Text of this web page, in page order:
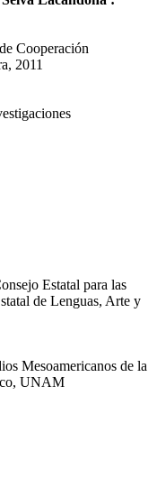
Cooperación
2011
Estatal para las
de Lenguas, Arte y
Mesoamericanos de la
UNAM